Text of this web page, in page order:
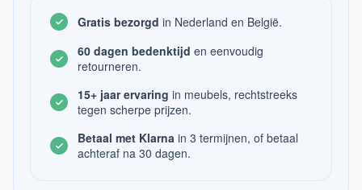
Gratis bezorgd in Nederland en België.
60 dagen bedenktijd en eenvoudig
retourneren.
15+ jaar ervaring in meubels, rechtstreeks
tegen scherpe prijzen.
Betaal met Klarna in 3 termijnen, of betaal
achteraf na 30 dagen.